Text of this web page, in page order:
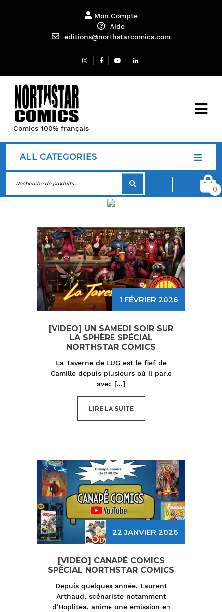
Mon Compte
Aide
editions@northstarcomics.com
Comics 100% français
ALL CATEGORIES
0
Blog Right Sidebar
1 FÉVRIER 2026
[VIDEO] UN SAMEDI SOIR SUR
LA SPHÈRE SPÉCIAL
NORTHSTAR COMICS
La Taverne de LUG est le fief de
Camille depuis plusieurs où il parle
avec [...]
LIRE LA SUITE
22 JANVIER 2026
[VIDEO] CANAPÉ COMICS
SPÉCIAL NORTHSTAR COMICS
Depuis quelques année, Laurent
Arthaud, scénariste notamment
d’Hoplitéa, anime une émission en